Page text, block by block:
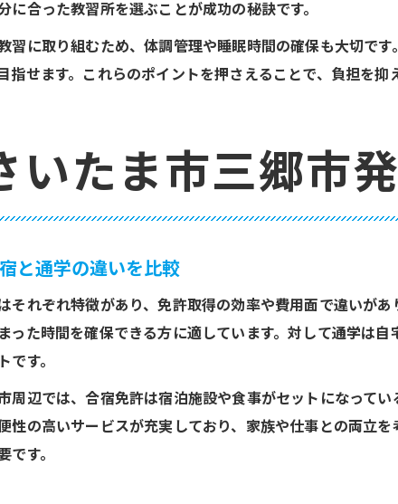
に合った教習所を選ぶことが成功の秘訣です。
習に取り組むため、体調管理や睡眠時間の確保も大切で
指せます。これらのポイントを押さえることで、負担を抑
いたま市三郷市
と通学の違いを比較
それぞれ特徴があり、免許取得の効率や費用面で違いが
った時間を確保できる方に適しています。対して通学は
です。
周辺では、合宿免許は宿泊施設や食事がセットになって
性の高いサービスが充実しており、家族や仕事との両立
です。